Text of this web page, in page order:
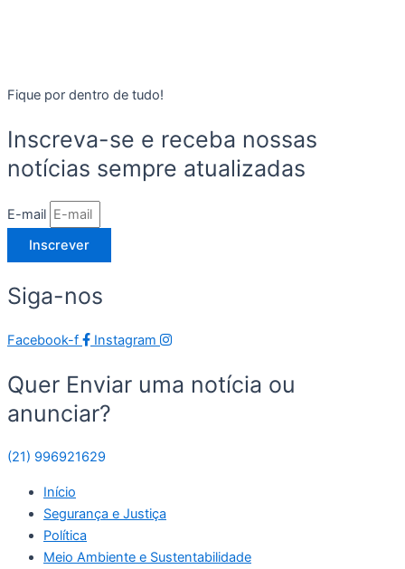
Fique por dentro de tudo!
Inscreva-se e receba nossas
notícias sempre atualizadas
E-mail
Inscrever
Siga-nos
Facebook-f Instagram
Quer Enviar uma notícia ou
anunciar?
(21) 996921629
Início
Segurança e Justiça
Política
Meio Ambiente e Sustentabilidade